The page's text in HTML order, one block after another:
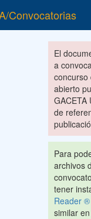
Convocatorias
El
a
concurso
abierto
GACETA
de
Para
archivos
tener
Reader ®
similar